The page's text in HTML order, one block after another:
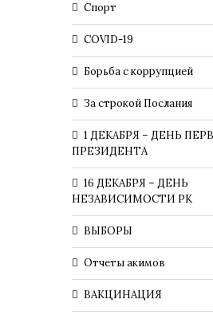
Спорт
COVID-19
Борьба с коррупцией
За строкой Послания
1 ДЕКАБРЯ – ДЕНЬ
ПРЕЗИДЕНТА
16 ДЕКАБРЯ – ДЕНЬ
НЕЗАВИСИМОСТИ РК
ВЫБОРЫ
Отчеты акимов
ВАКЦИНАЦИЯ